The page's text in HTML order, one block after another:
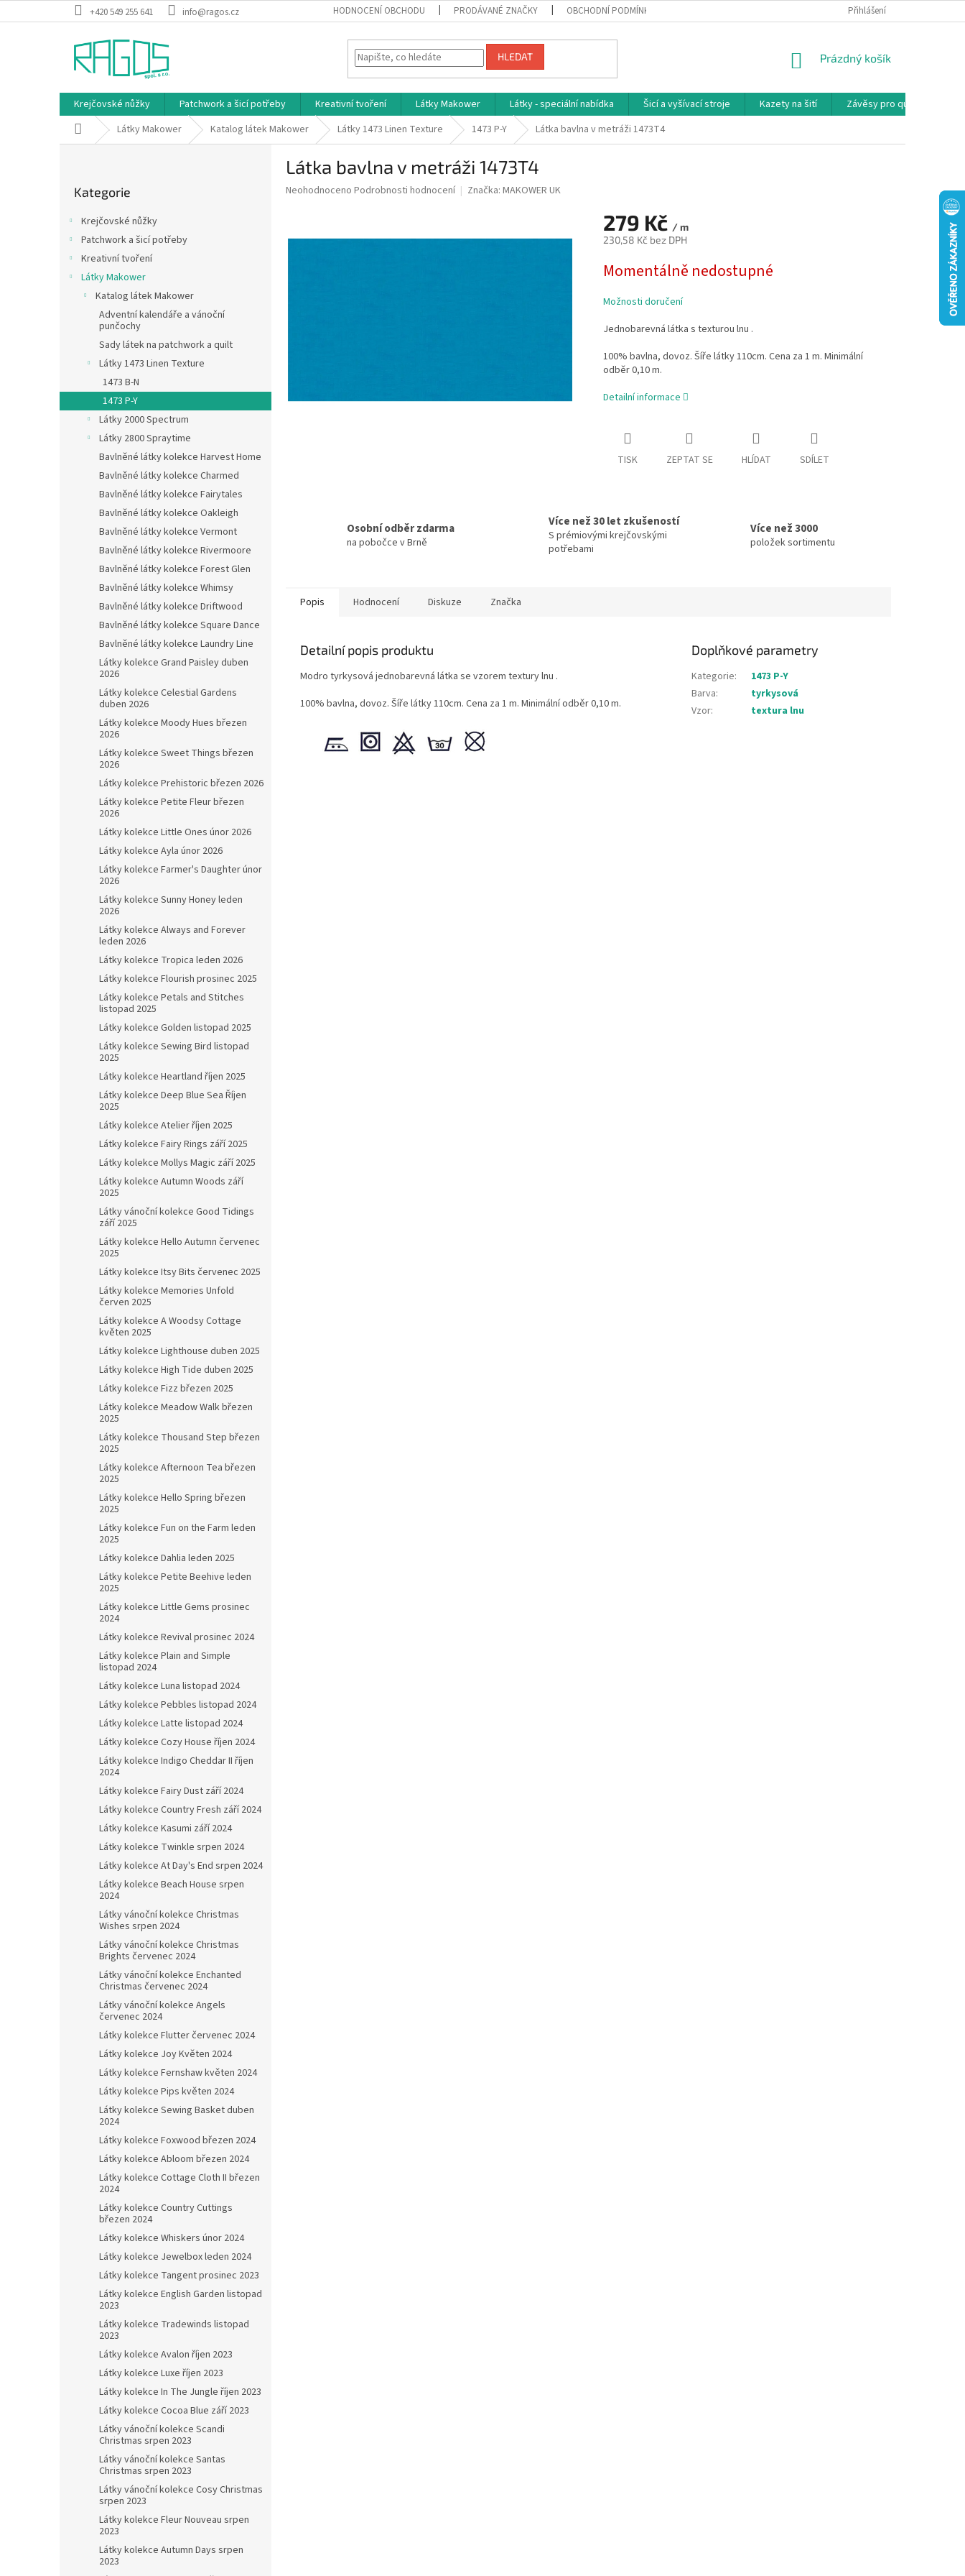
na
+420 549 255 641 info@ragos.cz HODNOCENÍ OBCHODU PRODÁVANÉ ZNAČKY OBCHODNÍ PODMÍNKY REKLAMAČNÍ PODMÍNKY
Přihlášení
HLEDAT
NÁKUPNÍ
Prázdný košík
Krejčovské nůžky Patchwork a šicí potřeby Kreativní tvoření Látky Makower Látky - speciální nabídka Šicí a vyšívací stroje Kazety na šití Závěsy pro quilty
Domů Látky Makower Katalog látek Makower Látky 1473 Linen Texture 1473 P-Y Látka bavlna v metráži 1473T4
kategorie
Kategorie
Krejčovské nůžky
Patchwork a šicí potřeby
Kreativní tvoření
Látky Makower
Katalog látek Makower
Adventní kalendáře a vánoční
punčochy
Sady látek na patchwork a quilt
Látky 1473 Linen Texture
1473 B-N
1473 P-Y
Látky 2000 Spectrum
Látky 2800 Spraytime
Bavlněné látky kolekce Harvest Home
Bavlněné látky kolekce Charmed
Bavlněné látky kolekce Fairytales
Bavlněné látky kolekce Oakleigh
Bavlněné látky kolekce Vermont
Bavlněné látky kolekce Rivermoore
Bavlněné látky kolekce Forest Glen
Bavlněné látky kolekce Whimsy
Bavlněné látky kolekce Driftwood
Bavlněné látky kolekce Square Dance
Bavlněné látky kolekce Laundry Line
Látky kolekce Grand Paisley duben
2026
Látky kolekce Celestial Gardens
duben 2026
Látky kolekce Moody Hues březen
2026
Látky kolekce Sweet Things březen
2026
Látky kolekce Prehistoric březen 2026
Látky kolekce Petite Fleur březen
2026
Látky kolekce Little Ones únor 2026
Látky kolekce Ayla únor 2026
Látky kolekce Farmer's Daughter únor
2026
Látky kolekce Sunny Honey leden
2026
Látky kolekce Always and Forever
leden 2026
Látky kolekce Tropica leden 2026
Látky kolekce Flourish prosinec 2025
Látky kolekce Petals and Stitches
listopad 2025
Látky kolekce Golden listopad 2025
Látky kolekce Sewing Bird listopad
2025
Látky kolekce Heartland říjen 2025
Látky kolekce Deep Blue Sea Říjen
2025
Látky kolekce Atelier říjen 2025
Látky kolekce Fairy Rings září 2025
Látky kolekce Mollys Magic září 2025
Látky kolekce Autumn Woods září
2025
Látky vánoční kolekce Good Tidings
září 2025
Látky kolekce Hello Autumn červenec
2025
Látky kolekce Itsy Bits červenec 2025
Látky kolekce Memories Unfold
červen 2025
Látky kolekce A Woodsy Cottage
květen 2025
Látky kolekce Lighthouse duben 2025
Látky kolekce High Tide duben 2025
Látky kolekce Fizz březen 2025
Látky kolekce Meadow Walk březen
2025
Látky kolekce Thousand Step březen
2025
Látky kolekce Afternoon Tea březen
2025
Látky kolekce Hello Spring březen
2025
Látky kolekce Fun on the Farm leden
2025
Látky kolekce Dahlia leden 2025
Látky kolekce Petite Beehive leden
2025
Látky kolekce Little Gems prosinec
2024
Látky kolekce Revival prosinec 2024
Látky kolekce Plain and Simple
listopad 2024
Látky kolekce Luna listopad 2024
Látky kolekce Pebbles listopad 2024
Látky kolekce Latte listopad 2024
Látky kolekce Cozy House říjen 2024
Látky kolekce Indigo Cheddar II říjen
2024
Látky kolekce Fairy Dust září 2024
Látky kolekce Country Fresh září 2024
Látky kolekce Kasumi září 2024
Látky kolekce Twinkle srpen 2024
Látky kolekce At Day's End srpen 2024
Látky kolekce Beach House srpen
2024
Látky vánoční kolekce Christmas
Wishes srpen 2024
Látky vánoční kolekce Christmas
Brights červenec 2024
Látky vánoční kolekce Enchanted
Christmas červenec 2024
Látky vánoční kolekce Angels
červenec 2024
Látky kolekce Flutter červenec 2024
Látky kolekce Joy Květen 2024
Látky kolekce Fernshaw květen 2024
Látky kolekce Pips květen 2024
Látky kolekce Sewing Basket duben
2024
Látky kolekce Foxwood březen 2024
Látky kolekce Abloom březen 2024
Látky kolekce Cottage Cloth II březen
2024
Látky kolekce Country Cuttings
březen 2024
Látky kolekce Whiskers únor 2024
Látky kolekce Jewelbox leden 2024
Látky kolekce Tangent prosinec 2023
Látky kolekce English Garden listopad
2023
Látky kolekce Tradewinds listopad
2023
Látky kolekce Avalon říjen 2023
Látky kolekce Luxe říjen 2023
Látky kolekce In The Jungle říjen 2023
Látky kolekce Cocoa Blue září 2023
Látky vánoční kolekce Scandi
Christmas srpen 2023
Látky vánoční kolekce Santas
Christmas srpen 2023
Látky vánoční kolekce Cosy Christmas
srpen 2023
Látky kolekce Fleur Nouveau srpen
2023
Látky kolekce Autumn Days srpen
2023
Látka bavlna v metráži 1473T4
Průměrné
Neohodnoceno Podrobnosti hodnocení Značka: MAKOWER UK
279 Kč / m
230,58 Kč bez DPH
cena:
Momentálně nedostupné
Možnosti doručení
Jednobarevná látka s texturou lnu .
100% bavlna, dovoz. Šíře látky 110cm. Cena za 1 m. Minimální
odběr 0,10 m.
Detailní informace
TISK ZEPTAT SE HLÍDAT SDÍLET
Osobní odběr zdarma
na pobočce v Brně
Více než 30 let zkušeností
S prémiovými krejčovskými
potřebami
Více než 3000
položek sortimentu
Popis Hodnocení Diskuze Značka
Detailní popis produktu
Modro tyrkysová jednobarevná látka se vzorem textury lnu .
100% bavlna, dovoz. Šíře látky 110cm. Cena za 1 m. Minimální odběr 0,10 m.
Doplňkové parametry
Kategorie:
1473 P-Y
Barva:
tyrkysová
Vzor: textura lnu